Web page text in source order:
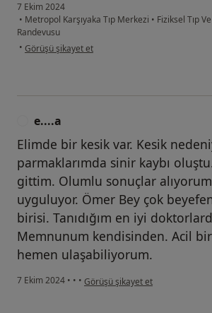
7 Ekim 2024
• Metropol Karşıyaka Tıp Merkezi • Fiziksel Tıp
Randevusu
• kullanıcının görüşüne göre s.....
Görüşü şikayet et
e....a
Elimde bir kesik var. Kesik
parmaklarımda sinir kaybı
gittim. Olumlu sonuçlar
uyguluyor. Ömer Bey çok
birisi. Tanıdığım en iyi
Memnunum kendisinden. Acil
hemen ulaşabiliyorum.
7 Ekim 2024 • • • kullanıcının görüşüne göre e....a
Görüşü şikayet et